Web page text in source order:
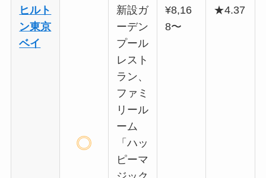
ヒルト
ン東京
ベイ
新設ガ
ーデン
プール
レスト
ラン、
ファミ
リール
ーム
「ハッ
ピーマ
¥8,16
8〜
★4.37